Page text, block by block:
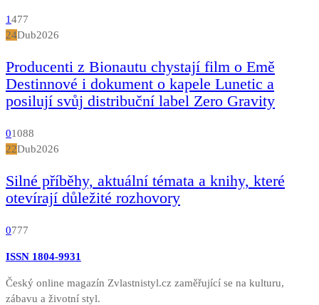
1477
24Dub2026
Producenti z Bionautu chystají film o Emě
Destinnové i dokument o kapele Lunetic a
posilují svůj distribuční label Zero Gravity
01088
22Dub2026
Silné příběhy, aktuální témata a knihy, které
otevírají důležité rozhovory
0777
ISSN 1804-9931
Český online magazín Zvlastnistyl.cz zaměřující se na kulturu,
zábavu a životní styl.